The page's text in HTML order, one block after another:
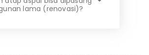
lama (renovasi)?